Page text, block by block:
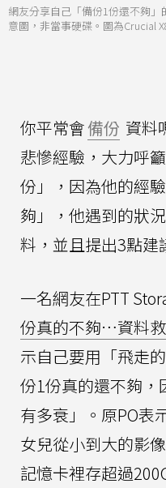
網友分享自己「備份1份還不夠
意圖，非當事硬碟。圖為Crucial
你平常會備份 資料
悲慘經驗，大力呼
份」，因為他的經
夠」，他遇到的狀
料，並且提出3點建
一名網友在PTT
份真的不夠…資料
示自己要用「飛走
份1份真的還不夠，
有多衰」。原PO表
女兒從小到大的影
記憶卡裡存超過